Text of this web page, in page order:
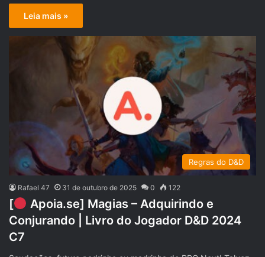
Leia mais »
Regras do D&D
Rafael 47 31 de outubro de 2025 0 122
[
Apoia.se] Magias – Adquirindo e
Conjurando | Livro do Jogador D&D 2024
C7